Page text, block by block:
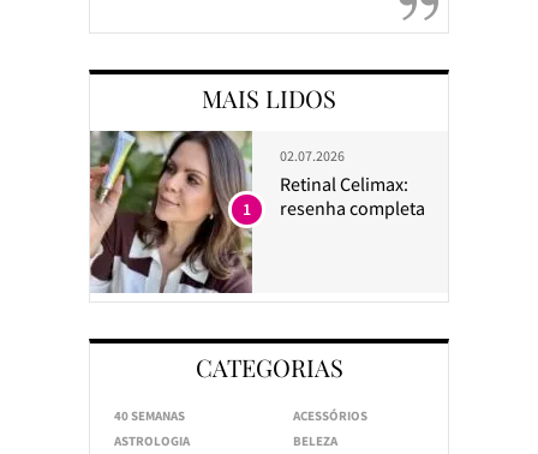
MAIS LIDOS
02.07.2026
Retinal Celimax:
resenha completa
1
CATEGORIAS
40 SEMANAS
ACESSÓRIOS
ASTROLOGIA
BELEZA